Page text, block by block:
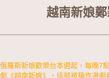
越南新娘
俄羅斯新娘歡樂台本週起，每晚7
劇《越南新娘》，這部被稱作港